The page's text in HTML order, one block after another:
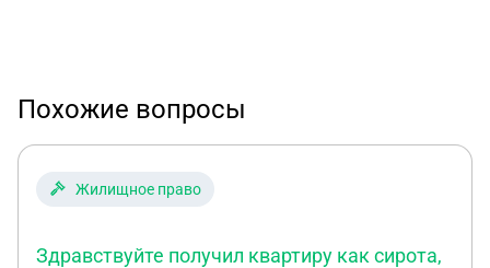
Похожие вопросы
Жилищное право
Здравствуйте получил квартиру как сирота,